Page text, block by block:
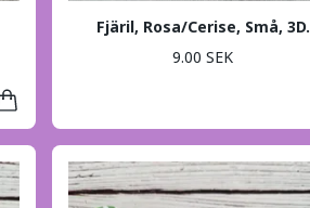
Fjäril, Rosa/Cerise, Små, 3D.
9.00 SEK